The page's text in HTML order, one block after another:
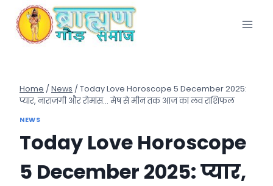
content
Home / News / Today Love Horoscope 5 December 2025:
प्यार, नाराज़गी और रोमांस… मेष से मीन तक आज का लव राशिफल
NEWS
Today Love Horoscope
5 December 2025: प्यार,